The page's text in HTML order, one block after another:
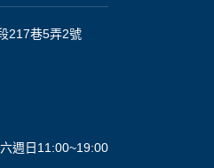
217巷5弄2號
週日11:00~19:00